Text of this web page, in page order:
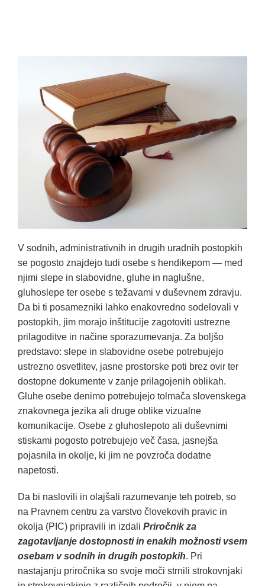
V sodnih, administrativnih in drugih uradnih postopkih
se pogosto znajdejo tudi osebe s hendikepom — med
njimi slepe in slabovidne, gluhe in naglušne,
gluhoslepe ter osebe s težavami v duševnem zdravju.
Da bi ti posamezniki lahko enakovredno sodelovali v
postopkih, jim morajo inštitucije zagotoviti ustrezne
prilagoditve in načine sporazumevanja. Za boljšo
predstavo: slepe in slabovidne osebe potrebujejo
ustrezno osvetlitev, jasne prostorske poti brez ovir ter
dostopne dokumente v zanje prilagojenih oblikah.
Gluhe osebe denimo potrebujejo tolmača slovenskega
znakovnega jezika ali druge oblike vizualne
komunikacije. Osebe z gluhoslepoto ali duševnimi
stiskami pogosto potrebujejo več časa, jasnejša
pojasnila in okolje, ki jim ne povzroča dodatne
napetosti.
Da bi naslovili in olajšali razumevanje teh potreb, so
na Pravnem centru za varstvo človekovih pravic in
okolja (PIC) pripravili in izdali Priročnik za
zagotavljanje dostopnosti in enakih možnosti vsem
osebam v sodnih in drugih postopkih. Pri
nastajanju priročnika so svoje moči strnili strokovnjaki